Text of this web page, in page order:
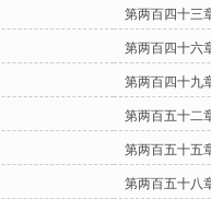
第两百四十三
第两百四十六
第两百四十九
第两百五十二
第两百五十五
第两百五十八